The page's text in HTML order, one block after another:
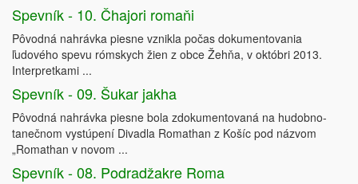
Spevník - 10. Čhajori romaňi
Pôvodná nahrávka piesne vznikla počas dokumentovania
ľudového spevu rómskych žien z obce Žehňa, v októbri 2013.
Interpretkami ...
Spevník - 09. Šukar jakha
Pôvodná nahrávka piesne bola zdokumentovaná na hudobno-
tanečnom vystúpení Divadla Romathan z Košíc pod názvom
„Romathan v novom ...
Spevník - 08. Podradžakre Roma